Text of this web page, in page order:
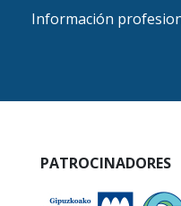
Información
PATROCINADORES